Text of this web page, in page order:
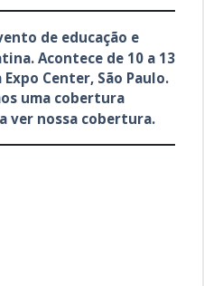
de educação e
Acontece de 10 a 13
Center, São Paulo.
uma cobertura
ver nossa cobertura.